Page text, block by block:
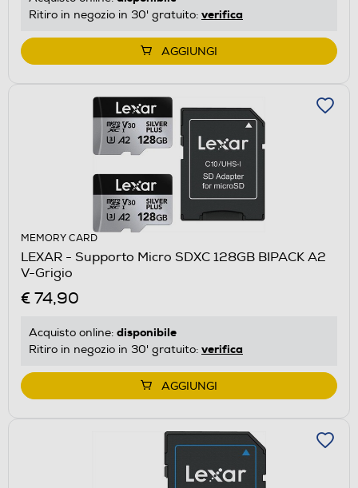
Ritiro in negozio in 30' gratuito: verifica
AGGIUNGI
MEMORY CARD
LEXAR - Supporto Micro SDXC 128GB BIPACK A2
V-Grigio
€ 74,90
Acquisto online: disponibile
Ritiro in negozio in 30' gratuito: verifica
AGGIUNGI